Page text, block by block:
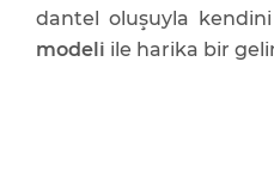
dantel oluşuyla
modeli ile harika bir